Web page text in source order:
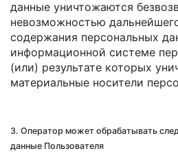
данные уничтожаются
невозможностью
содержания персональных
информационной системе
(или) результате которых
материальные носители
3. Оператор может обрабатывать
данные Пользователя